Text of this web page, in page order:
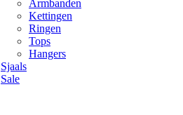
Armbanden
Kettingen
Ringen
Tops
Hangers
Sjaals
Sale